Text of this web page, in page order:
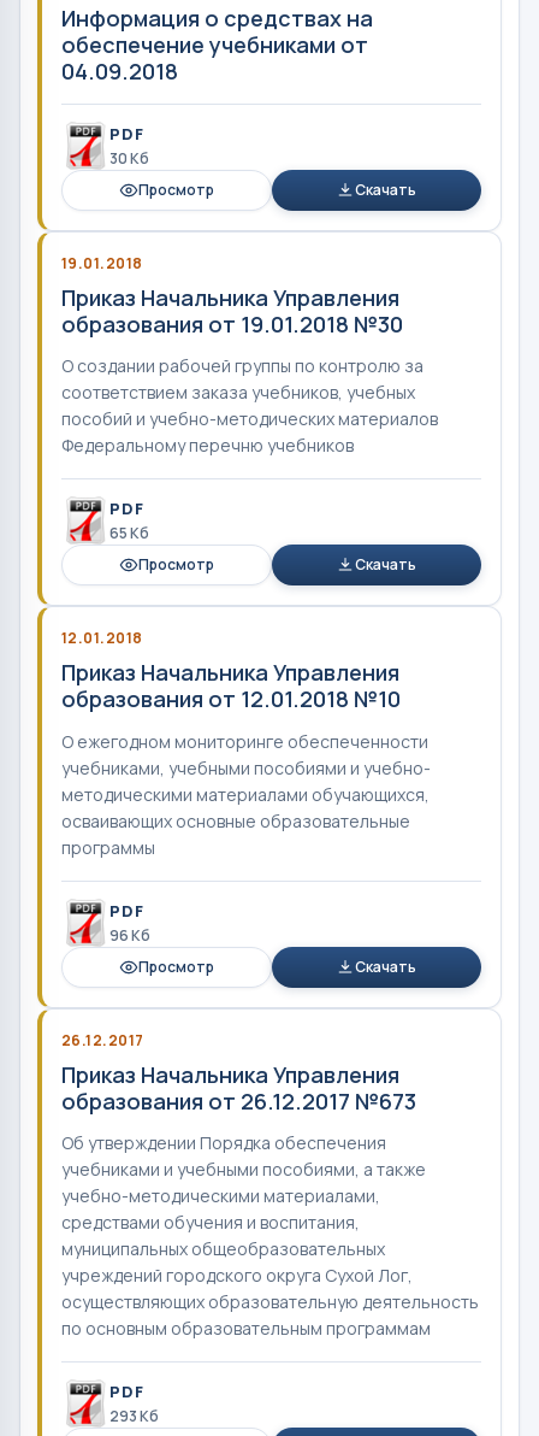
Информация о средствах на
обеспечение учебниками от
04.09.2018
PDF
30 Кб
Просмотр
Скачать
19.01.2018
Приказ Начальника Управления
образования от 19.01.2018 №30
О создании рабочей группы по контролю за
соответствием заказа учебников, учебных
пособий и учебно-методических материалов
Федеральному перечню учебников
PDF
65 Кб
Просмотр
Скачать
12.01.2018
Приказ Начальника Управления
образования от 12.01.2018 №10
О ежегодном мониторинге обеспеченности
учебниками, учебными пособиями и учебно-
методическими материалами обучающихся,
осваивающих основные образовательные
программы
PDF
96 Кб
Просмотр
Скачать
26.12.2017
Приказ Начальника Управления
образования от 26.12.2017 №673
Об утверждении Порядка обеспечения
учебниками и учебными пособиями, а также
учебно-методическими материалами,
средствами обучения и воспитания,
муниципальных общеобразовательных
учреждений городского округа Сухой Лог,
осуществляющих образовательную деятельность
по основным образовательным программам
PDF
293 Кб